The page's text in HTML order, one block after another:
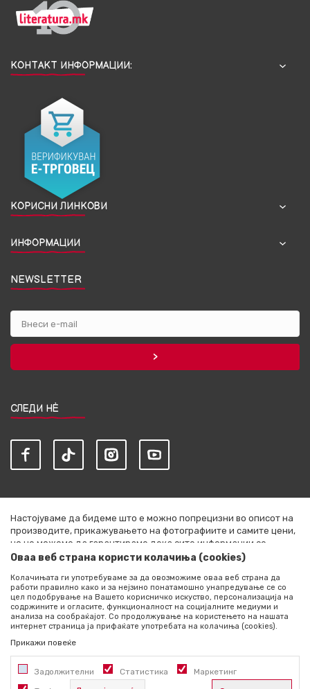
КОНТАКТ ИНФОРМАЦИИ:
КОРИСНИ ЛИНКОВИ
ИНФОРМАЦИИ
NEWSLETTER
СЛЕДИ НЀ
Настојуваме да бидеме што е можно попрецизни во описот на
производите, прикажувањето на фотографиите и самите цени,
но не можеме да гарантираме дека сите информации се
комплетни и без грешки. Сите артикли прикажани на сајтот се
секој момент. Расположливоста на производите можете да ја
проверите со повик на +389 76 444 490
©2026 literatura.mk, Изработено одNB SOFT. Сите права
задржани.
Оваа веб страна користи колачиња (cookies)
Колачињата ги употребуваме за да овозможиме оваа веб страна да
работи правилно како и за нејзино понатамошно унапредување се со
цел подобрување на Вашето корисничко искуство, персонализација на
содржините и огласите, функционалност на социјалните медиуми и
анализа на сообраќајот. Со продолжување на користењето на нашата
интернет страница ја прифаќате употребата на колачиња (cookies).
Прикажи повеќе
Задолжителни Статистика Маркетинг